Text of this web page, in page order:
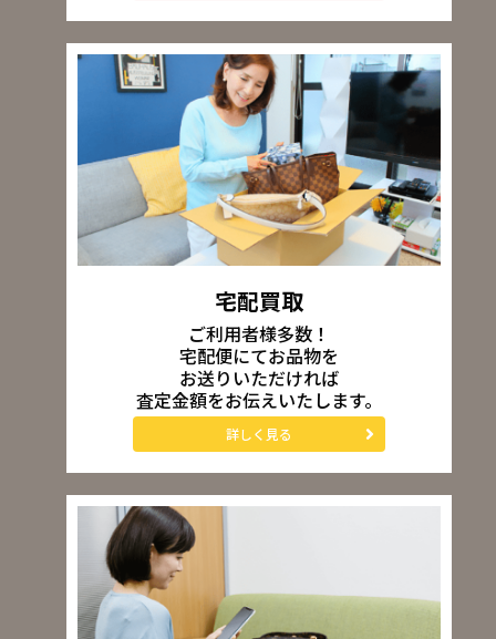
宅配買取
ご利用者様多数！
宅配便にてお品物を
お送りいただければ
査定金額をお伝えいたします。
詳しく見る